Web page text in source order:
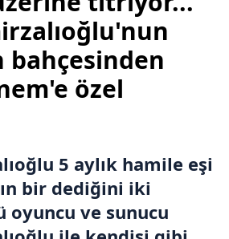
bahçesinden
özel
5 aylık hamile eşi
bir dediğini iki
oyuncu ve sunucu